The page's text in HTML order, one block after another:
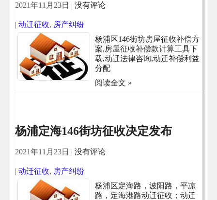
2021年11月23日 | 没有评论
| 动迁征收, 房产纠纷
杨浦区146街坊房屋征收补偿方
案,房屋征收补偿款计算工具下
载,动迁法律咨询,动迁补偿利益
分配
阅读全文 »
杨浦定海146街坊征收决定发布
2021年11月23日 | 没有评论
| 动迁征收, 房产纠纷
杨浦区定海路，波阳路，平凉
路，定海港路动迁征收；动迁